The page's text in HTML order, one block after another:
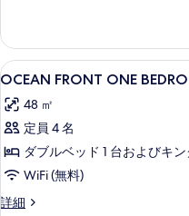
す
べ
て
の
写
真
を
ト
の
詳
ー
シ
ャ
ン
フ
ロ
ン
ト
ス
ル
ー
オ
ー
ャ
ン
ロ
OCEAN
FRONT
ONE
BEDROOM
の
す
べ
3
OCEAN FRONT ONE
48 ㎡
定員 4 名
ダブルベッド 1 台およびキン
WiFi (無料)
詳細
OCEAN